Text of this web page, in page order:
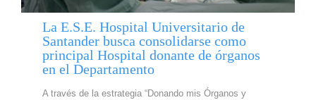
La E.S.E. Hospital Universitario de
Santander busca consolidarse como
principal Hospital donante de órganos
en el Departamento
A través de la estrategia “Donando mis Órganos y